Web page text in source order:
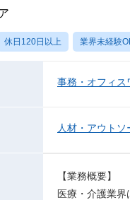
休日120日以上 業界未経験
事務・オフィス
人材・アウト
【業務概要】
医療・介護業界